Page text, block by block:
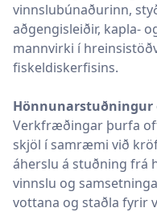
vinnslubúnaðurinn,
aðgengisleiðir, kapla-
mannvirki í
fiskeldiskerfisins.
Hönnunarstuðningur
Verkfræðingar þurfa
skjöl í samræmi við
áherslu á stuðning frá
vinnslu og
vottana og staðla fyrir